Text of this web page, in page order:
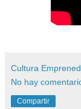
Cultura
No hay
Compartir